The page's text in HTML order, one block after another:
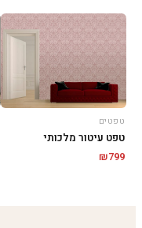
טפטים
טפט עיטור מלכותי
₪799